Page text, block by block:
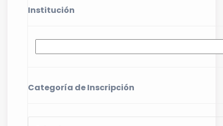
Institución
Categoría de Inscripción